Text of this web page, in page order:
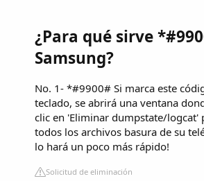
¿Para qué sirve
Samsung?
No. 1- *#9900# Si marca este
teclado, se abrirá una ventana
clic en 'Eliminar dumpstate/logcat'
todos los archivos basura de su
lo hará un poco más rápido!
Solicitud de eliminación